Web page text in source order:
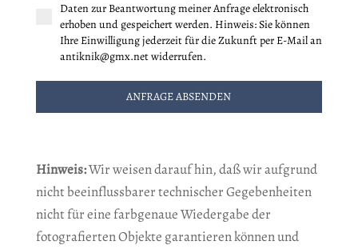
Daten zur Beantwortung meiner Anfrage elektronisch
erhoben und gespeichert werden. Hinweis: Sie können
Ihre Einwilligung jederzeit für die Zukunft per E-Mail an
antiknik@gmx.net widerrufen.
ANFRAGE ABSENDEN
Hinweis:Wir weisen darauf hin, daß wir aufgrund
nicht beeinflussbarer technischer Gegebenheiten
nicht für eine farbgenaue Wiedergabe der
fotografierten Objekte garantieren können und